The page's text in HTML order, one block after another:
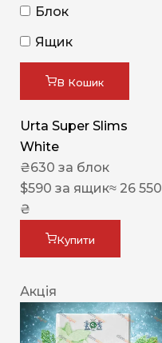
Блок
Ящик
В Кошик
Urta Super Slims
White
₴630 за блок
$590 за ящик≈ 26 550
₴
Купити
Акція